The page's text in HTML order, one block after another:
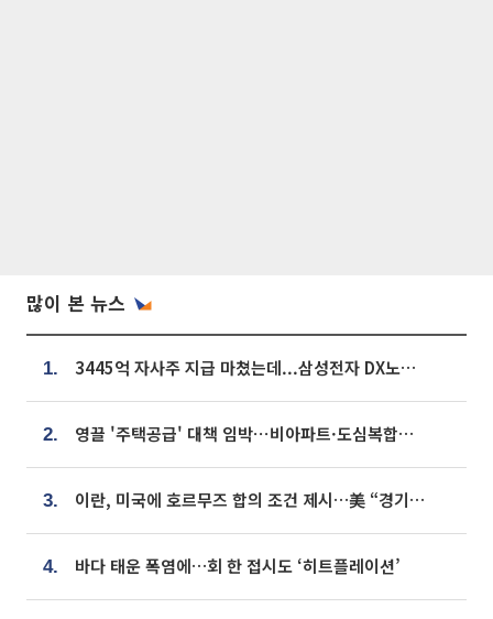
많이 본 뉴스
1. 3445억 자사주 지급 마쳤는데...삼성전자 DX노조, 뒤늦은 '떼쓰기 집회'
2. 영끌 '주택공급' 대책 임박⋯비아파트·도심복합까지 총동원
3. 이란, 미국에 호르무즈 합의 조건 제시…美 “경기 아직 안 끝나” [종합]
4. 바다 태운 폭염에…회 한 접시도 ‘히트플레이션’